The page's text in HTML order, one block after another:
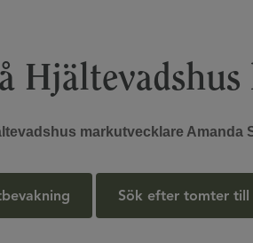
markutvecklare Amanda
Sök efter tomter till